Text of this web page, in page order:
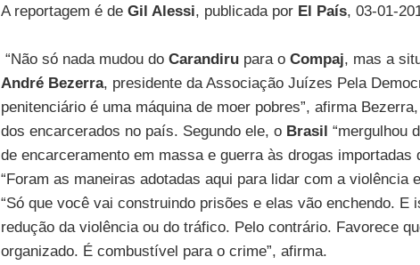
A reportagem é de Gil Alessi, publicada porEl País, 03-01-
“Não só nada mudou do Carandirupara o Compaj, mas a
André Bezerra, presidente da Associação Juízes Pela
penitenciário é uma máquina de moer pobres”, afirma
dos encarcerados no país. Segundo ele, o Brasil “mergulhou
de encarceramento em massa e guerra às drogas importadas
“Foram as maneiras adotadas aqui para lidar com a violência
“Só que você vai construindo prisões e elas vão enchendo. E
redução da violência ou do tráfico. Pelo contrário. Favorece
organizado. É combustível para o crime”, afirma.